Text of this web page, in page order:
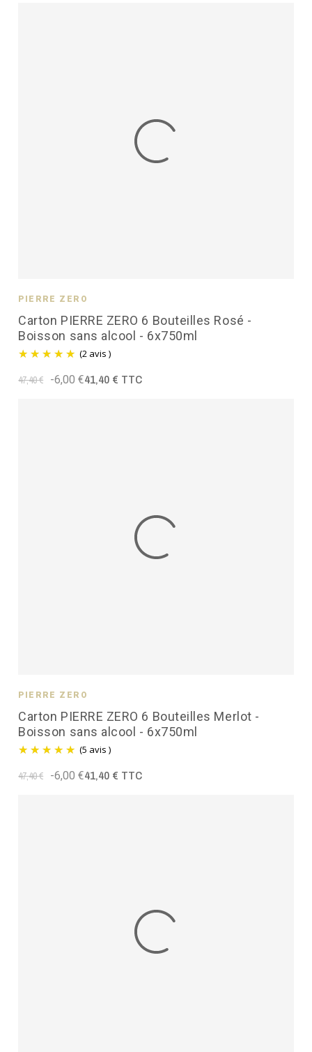
Carton PIERRE ZERO 6 Bouteilles Rosé -
Boisson sans alcool - 6x750ml
(2 avis )
PIERRE ZÉRO
47,40 € -6,00 €41,40 € TTC
Carton PIERRE ZERO 6 Bouteilles Merlot -
Boisson sans alcool - 6x750ml
(5 avis )
PIERRE ZÉRO
47,40 € -6,00 €41,40 € TTC